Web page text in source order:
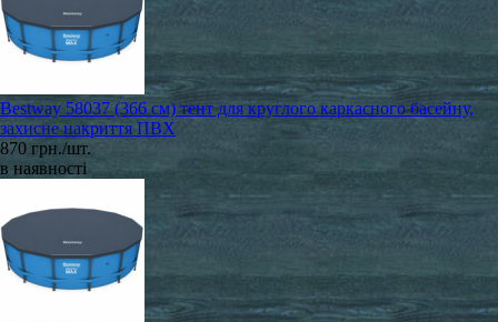
Bestway 58037 (366 см) тент для круглого каркасного басейну,
захисне накриття ПВХ
870 грн./шт.
в наявності